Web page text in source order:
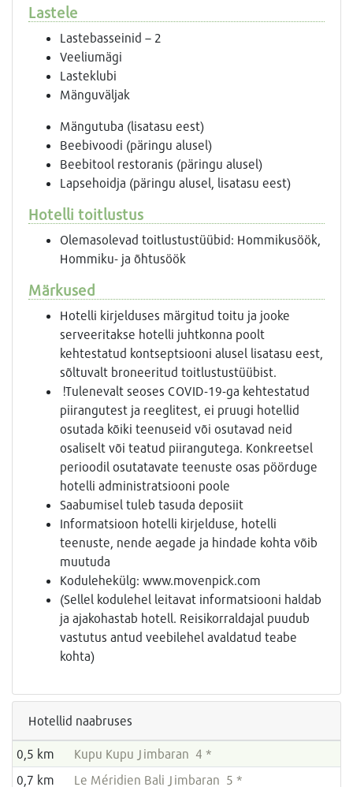
Lastele
Lastebasseinid – 2
Veeliumägi
Lasteklubi
Mänguväljak
Mängutuba (lisatasu eest)
Beebivoodi (päringu alusel)
Beebitool restoranis (päringu alusel)
Lapsehoidja (päringu alusel, lisatasu eest)
Hotelli toitlustus
Olemasolevad toitlustustüübid: Hommikusöök,
Hommiku- ja õhtusöök
Märkused
Hotelli kirjelduses märgitud toitu ja jooke
serveeritakse hotelli juhtkonna poolt
kehtestatud kontseptsiooni alusel lisatasu eest,
sõltuvalt broneeritud toitlustustüübist.
!Tulenevalt seoses COVID-19-ga kehtestatud
piirangutest ja reeglitest, ei pruugi hotellid
osutada kõiki teenuseid või osutavad neid
osaliselt või teatud piirangutega. Konkreetsel
perioodil osutatavate teenuste osas pöörduge
hotelli administratsiooni poole
Saabumisel tuleb tasuda deposiit
Informatsioon hotelli kirjelduse, hotelli
teenuste, nende aegade ja hindade kohta võib
muutuda
Kodulehekülg: www.movenpick.com
(Sellel kodulehel leitavat informatsiooni haldab
ja ajakohastab hotell. Reisikorraldajal puudub
vastutus antud veebilehel avaldatud teabe
kohta)
Hotellid naabruses
0,5 km
Kupu Kupu Jimbaran 4 *
0,7 km
Le Méridien Bali Jimbaran 5 *